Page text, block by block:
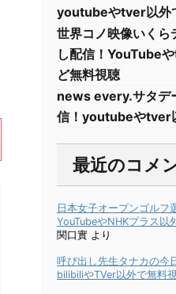
youtubeやtver以外
世界コノ映像いくら
し配信！YouTube
ど無料視聴
news every.サタデ
信！youtubeやtver
最近のコメ
日本女子オープンゴルフ
YouTubeやNHKプラス以
関口實 より
呼び出し先生タナカの今
bilibiliやTVer以外で無料